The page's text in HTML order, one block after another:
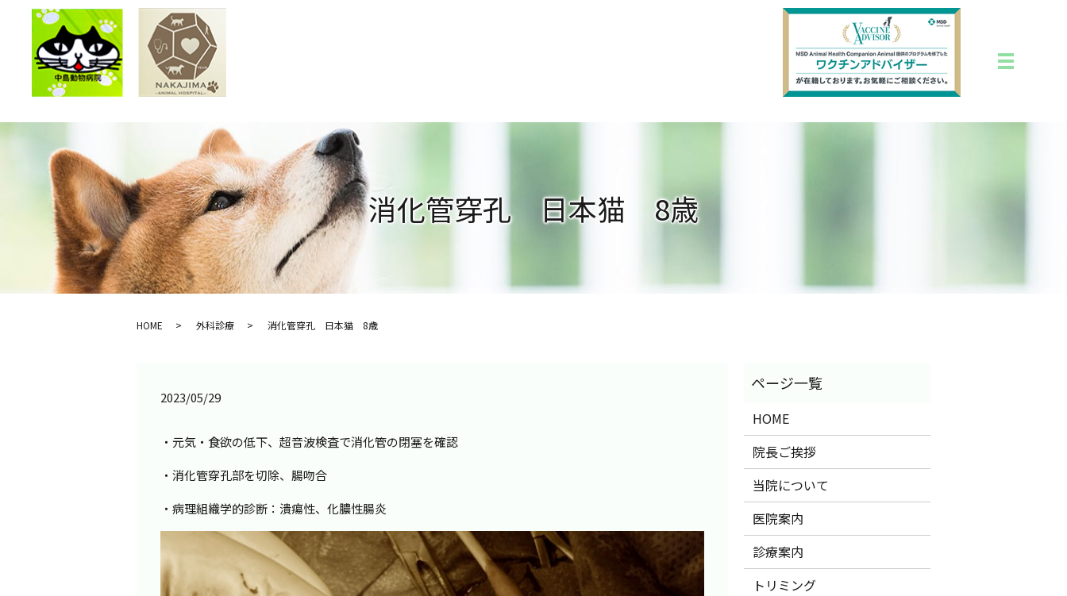
消化管穿孔 日本猫 8歳
HOME 外科診療 消化管穿孔 日本猫 8歳
2023/05/29
・元気・食欲の低下、超音波検査で消化管の閉塞を確認
・消化管穿孔部を切除、腸吻合
・病理組織学的診断：潰瘍性、化膿性腸炎
HOME
院長ご挨拶
当院について
医院案内
診療案内
トリミング